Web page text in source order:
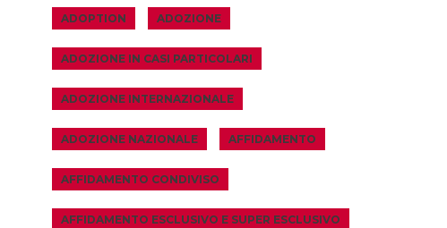
ADOPTION ADOZIONE
ADOZIONE IN CASI PARTICOLARI
ADOZIONE INTERNAZIONALE
ADOZIONE NAZIONALE AFFIDAMENTO
AFFIDAMENTO CONDIVISO
AFFIDAMENTO ESCLUSIVO E SUPER ESCLUSIVO